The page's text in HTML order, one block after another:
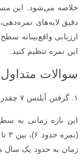
خلاصه می‌شود. این
دقیق لایه‌های
ارزیابی واقع‌بینانه
این نمره تنظیم کنید.
سوالات متداول
۱. گرفتن آیلتس ۷ چقدر طول میکشه؟
زمان به حدود یک سال